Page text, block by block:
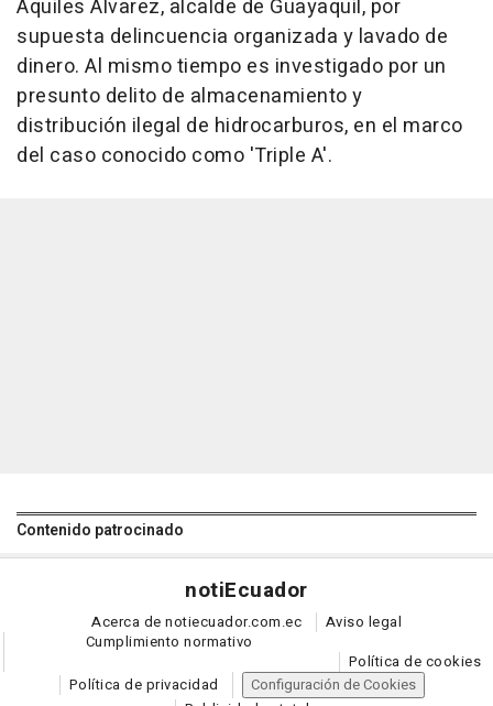
Aquiles Alvarez, alcalde de Guayaquil, por
supuesta delincuencia organizada y lavado de
dinero. Al mismo tiempo es investigado por un
presunto delito de almacenamiento y
distribución ilegal de hidrocarburos, en el marco
del caso conocido como 'Triple A'.
Contenido patrocinado
notiEcuador
Acerca de notiecuador.com.ec
Aviso legal
Cumplimiento normativo
Política de cookies
Política de privacidad
Configuración de Cookies